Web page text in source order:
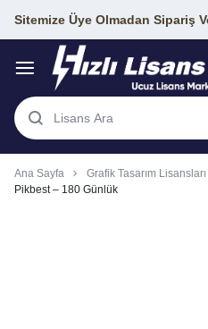
Sitemize Üye Olmadan Sipariş
Ana Sayfa Grafik Tasarım Lisansları
Pikbest – 180 Günlük